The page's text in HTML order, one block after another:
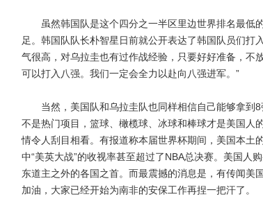
虽然韩国队是这个四分之一半区里边世界排名最低
足。韩国队队长朴智星日前就公开表达了韩国队员们打
气很高，对乌拉圭也有过作战经验，只要好好准备，不
可以打入八强。我们一定会全力以赴向八强进军。”
当然，美国队和乌拉圭队也同样相信自己能够拿到8
不是热门项目，篮球、橄榄球、冰球和棒球才是美国人
情令人刮目相看。有报道称本届世界杯期间，美国本土
中“美英大战”的收视率甚至超过了NBA总决赛。美国人
东道主之外的各国之首。而最震撼的消息是，有传闻美
加油，大家已经开始为南非的安保工作再捏一把汗了。